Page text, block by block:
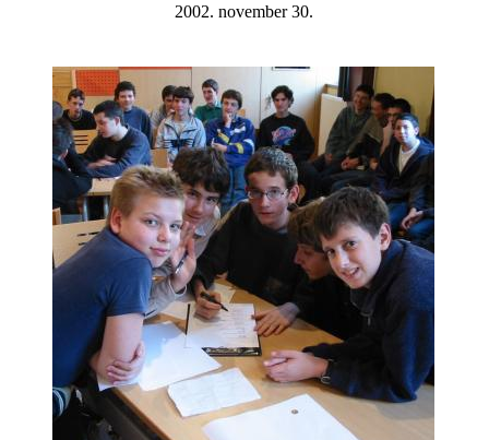
2002. november 30.